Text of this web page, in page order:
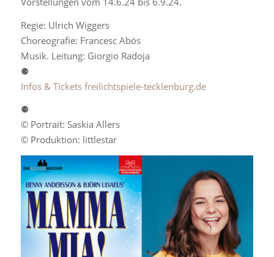
Regie: Ulrich Wiggers
Choreografie: Francesc Abós
Musik. Leitung: Giorgio Radoja
⚈
Infos & Tickets freilichtspiele-tecklenburg.de
⚈
© Portrait: Saskia Allers
© Produktion: littlestar